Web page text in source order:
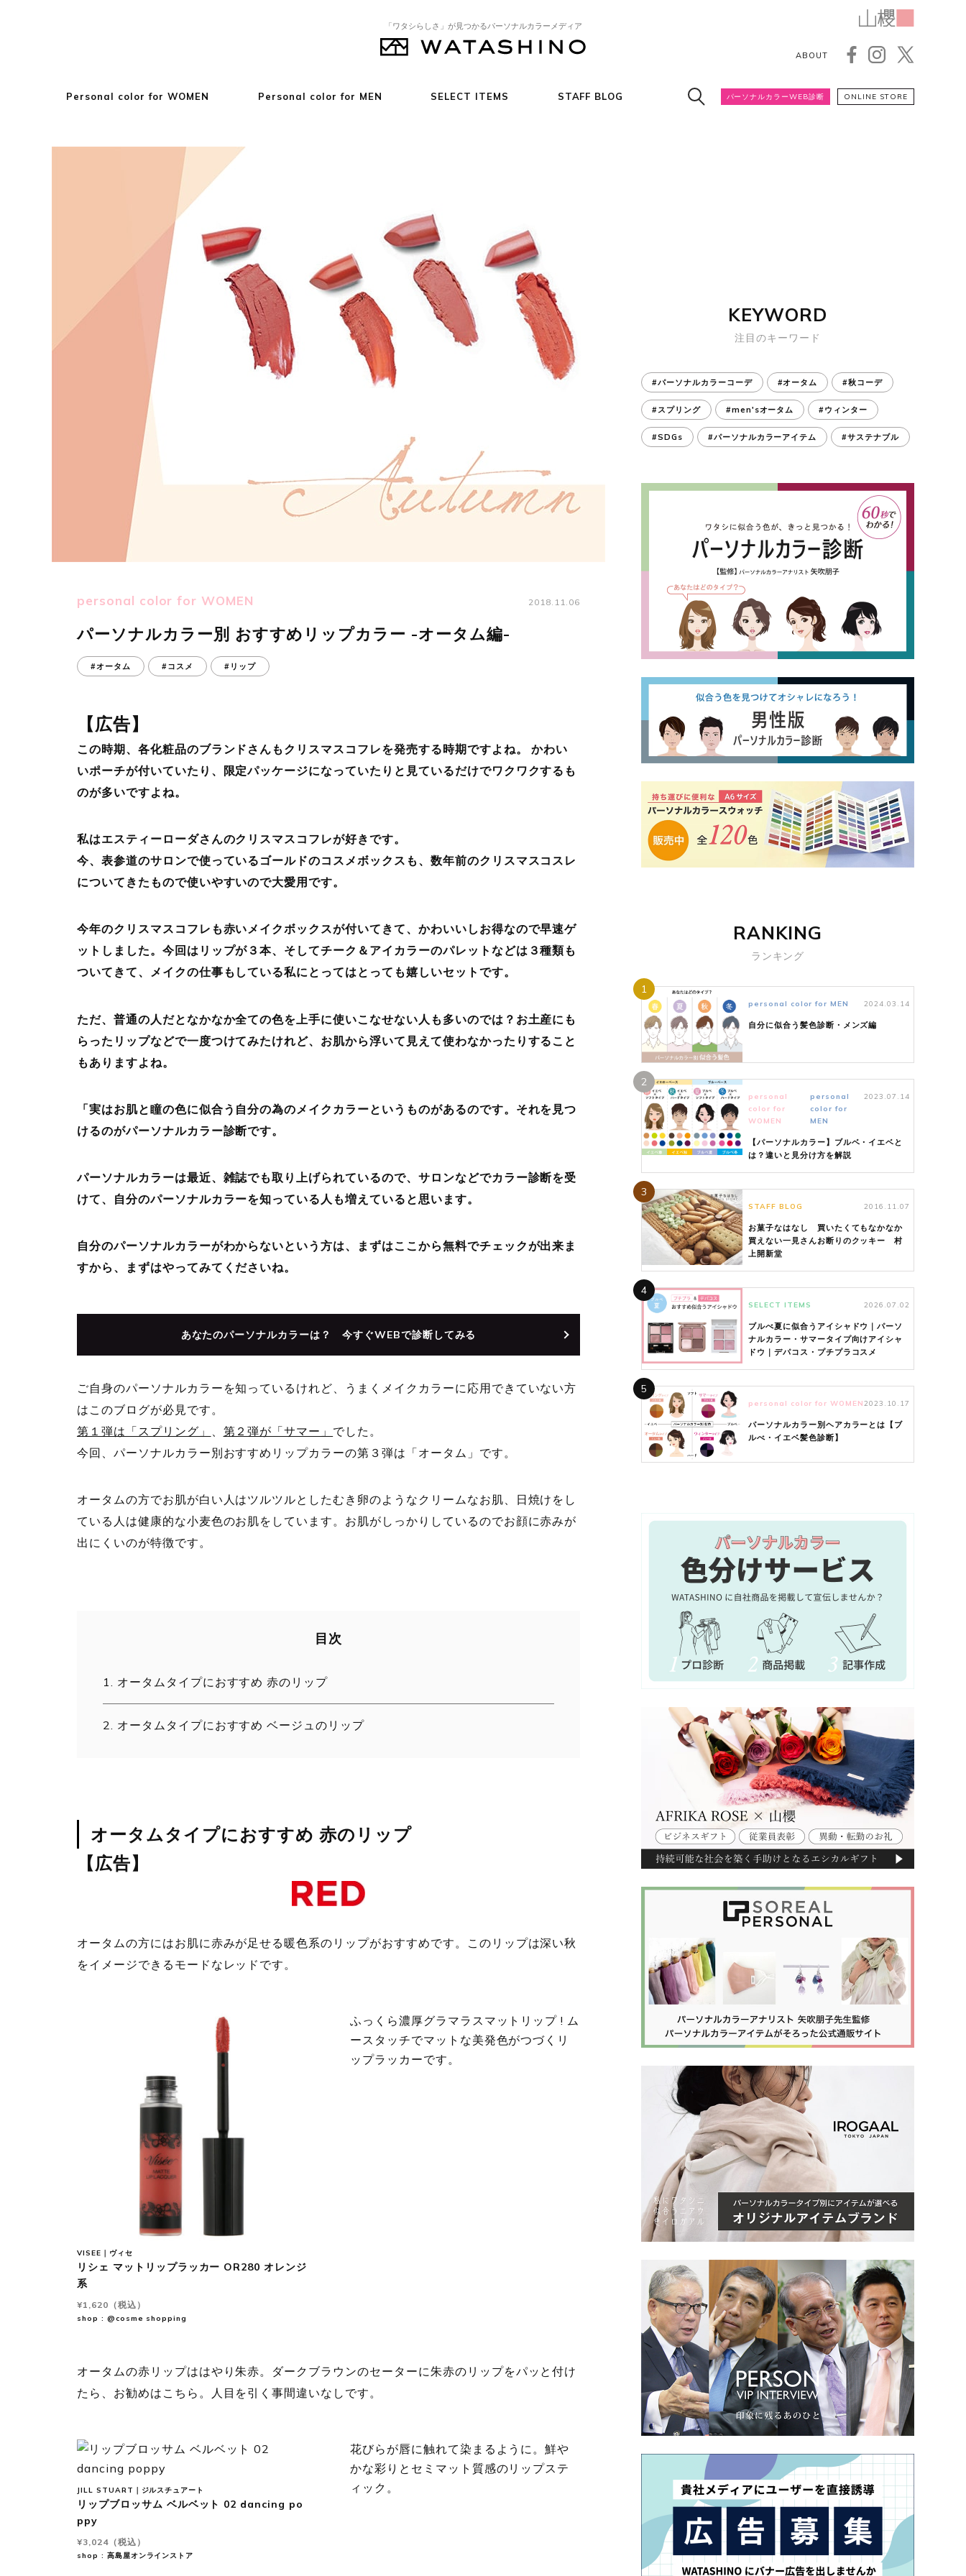
「ワタシらしさ」が見つかるパーソナルカラーメディア
ABOUT
Personal color for WOMEN Personal color for MEN SELECT ITEMS STAFF BLOG パーソナルカラーWEB診断 ONLINE STORE
personal color for WOMEN 2018.11.06
パーソナルカラー別 おすすめリップカラー -オータム編-
#オータム #コスメ #リップ
【広告】
この時期、各化粧品のブランドさんもクリスマスコフレを発売する時期ですよね。 かわい
いポーチが付いていたり、限定パッケージになっていたりと見ているだけでワクワクするも
のが多いですよね。
私はエスティーローダさんのクリスマスコフレが好きです。
今、表参道のサロンで使っているゴールドのコスメボックスも、数年前のクリスマスコスレ
についてきたもので使いやすいので大愛用です。
今年のクリスマスコフレも赤いメイクボックスが付いてきて、かわいいしお得なので早速ゲ
ットしました。今回はリップが３本、そしてチーク＆アイカラーのパレットなどは３種類も
ついてきて、メイクの仕事もしている私にとってはとっても嬉しいセットです。
ただ、普通の人だとなかなか全ての色を上手に使いこなせない人も多いのでは？お土産にも
らったリップなどで一度つけてみたけれど、お肌から浮いて見えて使わなかったりすること
もありますよね。
「実はお肌と瞳の色に似合う自分の為のメイクカラーというものがあるのです。それを見つ
けるのがパーソナルカラー診断です。
パーソナルカラーは最近、雑誌でも取り上げられているので、サロンなどでカラー診断を受
けて、自分のパーソナルカラーを知っている人も増えていると思います。
自分のパーソナルカラーがわからないという方は、まずはここから無料でチェックが出来ま
すから、まずはやってみてくださいね。
あなたのパーソナルカラーは？ 今すぐWEBで診断してみる
ご自身のパーソナルカラーを知っているけれど、うまくメイクカラーに応用できていない方
はこのブログが必見です。
第１弾は「スプリング」 、 第２弾が「サマー」 でした。
今回、パーソナルカラー別おすすめリップカラーの第３弾は「オータム」です。
オータムの方でお肌が白い人はツルツルとしたむき卵のようなクリームなお肌、日焼けをし
ている人は健康的な小麦色のお肌をしています。お肌がしっかりしているのでお顔に赤みが
出にくいのが特徴です。
目次
オータムタイプにおすすめ 赤のリップ
オータムタイプにおすすめ ベージュのリップ
オータムタイプにおすすめ 赤のリップ
【広告】
オータムの方にはお肌に赤みが足せる暖色系のリップがおすすめです。このリップは深い秋
をイメージできるモードなレッドです。
VISEE｜ヴィセ
リシェ マットリップラッカー OR280 オレンジ
系
¥1,620（税込）
shop : @cosme shopping
ふっくら濃厚グラマラスマットリップ ! ム
ースタッチでマットな美発色がつづくリ
ップラッカーです。
オータムの赤リップははやり朱赤。ダークブラウンのセーターに朱赤のリップをパッと付け
たら、お勧めはこちら。人目を引く事間違いなしです。
JILL STUART｜ジルスチュアート
リップブロッサム ベルベット 02 dancing po
ppy
¥3,024（税込）
shop : 高島屋オンラインストア
花びらが唇に触れて染まるように。鮮や
かな彩りとセミマット質感のリップステ
ィック。
KEYWORD
注目のキーワード
#パーソナルカラーコーデ #オータム #秋コーデ
#スプリング #men'sオータム #ウィンター
#SDGs #パーソナルカラーアイテム #サステナブル
RANKING
ランキング
1
personal color for MEN 2024.03.14
自分に似合う髪色診断・メンズ編
2
personal
color for
WOMEN
personal
color for
MEN
2023.07.14
【パーソナルカラー】ブルベ・イエベと
は？違いと見分け方を解説
3
STAFF BLOG 2016.11.07
お菓子なはなし 買いたくてもなかなか
買えない一見さんお断りのクッキー 村
上開新堂
4
SELECT ITEMS 2026.07.02
ブルべ夏に似合うアイシャドウ｜パーソ
ナルカラー・サマータイプ向けアイシャ
ドウ｜デパコス・プチプラコスメ
5
personal color for WOMEN2023.10.17
パーソナルカラー別ヘアカラーとは【ブ
ルべ・イエベ髪色診断】